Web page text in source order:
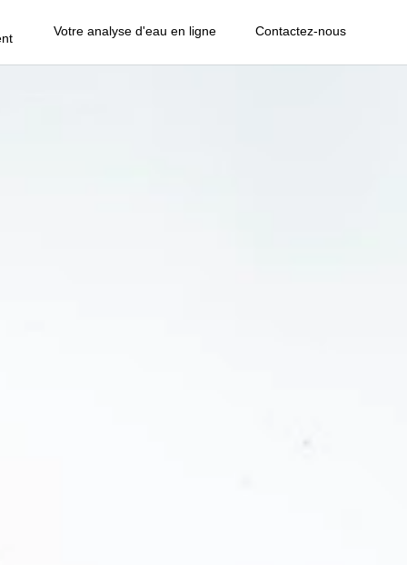
Votre analyse d'eau en ligne Contactez-nous